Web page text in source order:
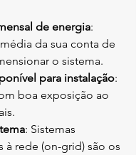
de energia:
da sua conta de
o sistema.
para instalação:
boa exposição ao
: Sistemas
à rede (on-grid) são os